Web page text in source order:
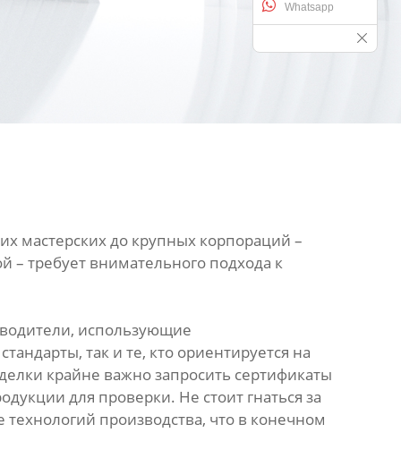
Whatsapp
мастерских до крупных корпораций –
– требует внимательного подхода к
использующие
так и те, кто ориентируется на
крайне важно запросить сертификаты
для проверки. Не стоит гнаться за
производства, что в конечном